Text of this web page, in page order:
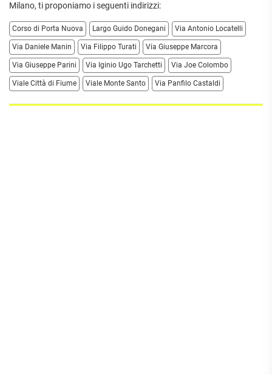
Milano, ti proponiamo i seguenti indirizzi:
Corso di Porta Nuova Largo Guido Donegani Via Antonio Locatelli
Via Daniele Manin Via Filippo Turati Via Giuseppe Marcora
Via Giuseppe Parini Via Iginio Ugo Tarchetti Via Joe Colombo
Viale Città di Fiume Viale Monte Santo Via Panfilo Castaldi